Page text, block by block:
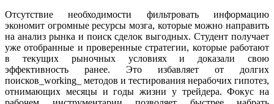
Отсутствие необходимости фильтровать информацию
экономит огромные ресурсы мозга, которые можно направить
на анализ рынка и поиск сделок выгодных. Студент получает
уже отобранные и проверенные стратегии, которые работают
в текущих рыночных условиях и доказали свою
эффективность ранее. Это избавляет от долгих
поисков_working_ методов и тестирования нерабочих гипотез,
отнимающих месяцы и годы жизни у трейдера. Фокус на